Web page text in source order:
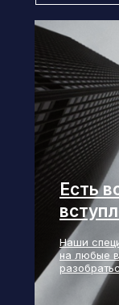
Есть
Наши
на любые